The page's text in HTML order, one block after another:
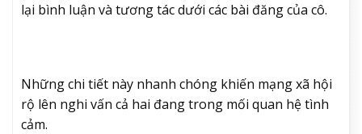
lại bình luận và tương tác dưới các bài đăng của cô.
Những chi tiết này nhanh chóng khiến mạng xã hội
rộ lên nghi vấn cả hai đang trong mối quan hệ tình
cảm.